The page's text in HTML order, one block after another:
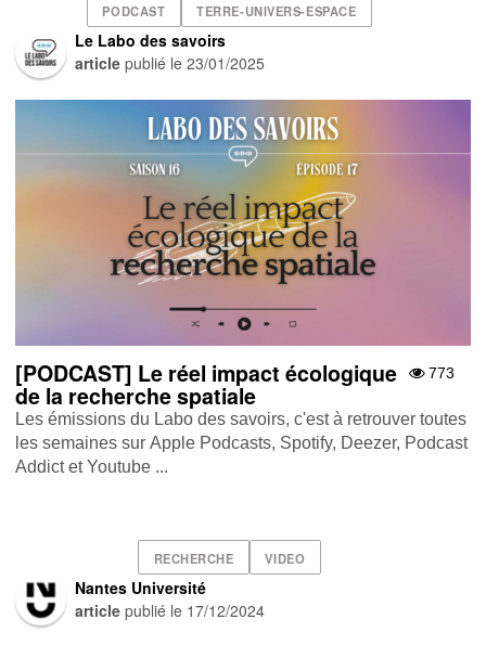
PODCAST TERRE-UNIVERS-ESPACE
Le Labo des savoirs
article publié le23/01/2025
773
[PODCAST] Le réel impact écologique
de la recherche spatiale
Les émissions du Labo des savoirs, c'est à retrouver toutes
les semaines sur Apple Podcasts , Spotify , Deezer , Podcast
Addict et Youtube ...
RECHERCHE VIDEO
Nantes Université
article publié le 17/12/2024